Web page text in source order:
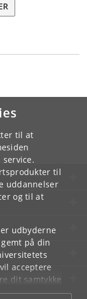
til at
til
uddannelser
og til at
udbyderne
på din
acceptere
dit samtykke
finder i